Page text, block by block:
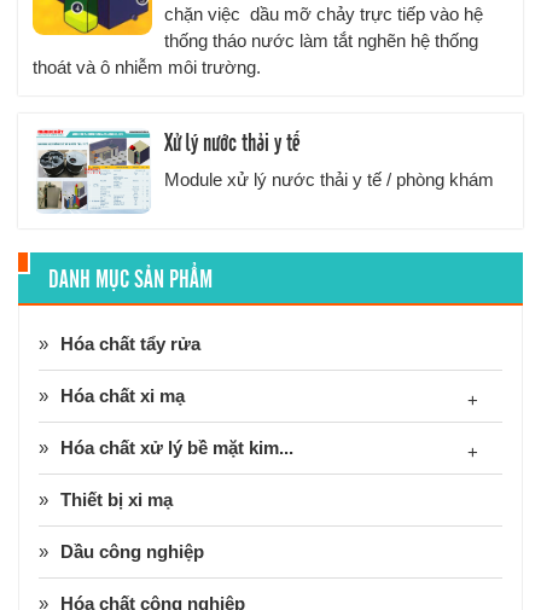
chặn việc dầu mỡ chảy trực tiếp vào hệ
thống tháo nước làm tắt nghẽn hệ thống
thoát và ô nhiễm môi trường.
Xử lý nước thải y tế
Module xử lý nước thải y tế / phòng khám
DANH MỤC SẢN PHẨM
Hóa chất tẩy rửa
Hóa chất xi mạ +
Hóa chất xử lý bề mặt kim... +
Thiết bị xi mạ
Dầu công nghiệp
Hóa chất công nghiệp